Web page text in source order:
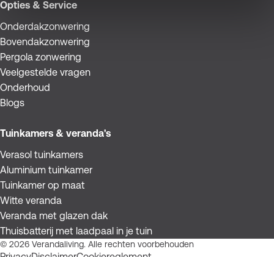
Opties & Service
Onderdakzonwering
Bovendakzonwering
Pergola zonwering
Veelgestelde vragen
Onderhoud
Blogs
Tuinkamers & veranda's
Verasol tuinkamers
Aluminium tuinkamer
Tuinkamer op maat
Witte veranda
Veranda met glazen dak
Thuisbatterij met laadpaal in je tuin
© 2026 Verandaliving. Alle rechten voorbehouden